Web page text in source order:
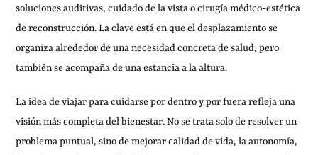
soluciones auditivas, cuidado de la vista o cirugía médico-estética
de reconstrucción. La clave está en que el desplazamiento se
organiza alrededor de una necesidad concreta de salud, pero
también se acompaña de una estancia a la altura.
La idea de viajar para cuidarse por dentro y por fuera refleja una
visión más completa del bienestar. No se trata solo de resolver un
problema puntual, sino de mejorar calidad de vida, la autonomía,